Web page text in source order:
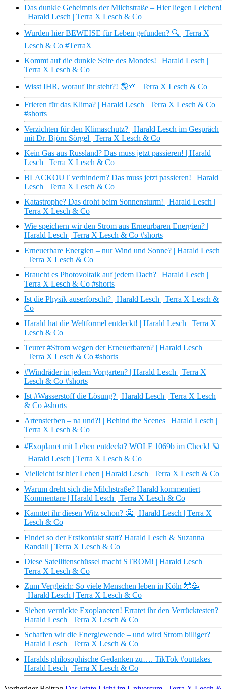
Das dunkle Geheimnis der Milchstraße – Hier liegen Leichen!
| Harald Lesch | Terra X Lesch & Co
Wurden hier BEWEISE für Leben gefunden? 🔍 | Terra X
Lesch & Co #TerraX
Kommt auf die dunkle Seite des Mondes! | Harald Lesch |
Terra X Lesch & Co
Wisst IHR, worauf Ihr steht?! 🌎🌱 | Terra X Lesch & Co
Frieren für das Klima? | Harald Lesch | Terra X Lesch & Co
#shorts
Verzichten für den Klimaschutz? | Harald Lesch im Gespräch
mit Dr. Björn Sörgel | Terra X Lesch & Co
Kein Gas aus Russland? Das muss jetzt passieren! | Harald
Lesch | Terra X Lesch & Co
BLACKOUT verhindern? Das muss jetzt passieren! | Harald
Lesch | Terra X Lesch & Co
Katastrophe? Das droht beim Sonnensturm! | Harald Lesch |
Terra X Lesch & Co
Wie speichern wir den Strom aus Erneurbaren Energien? |
Harald Lesch | Terra X Lesch & Co #shorts
Erneuerbare Energien – nur Wind und Sonne? | Harald Lesch
| Terra X Lesch & Co
Braucht es Photovoltaik auf jedem Dach? | Harald Lesch |
Terra X Lesch & Co #shorts
Ist die Physik auserforscht? | Harald Lesch | Terra X Lesch &
Co
Harald hat die Weltformel entdeckt! | Harald Lesch | Terra X
Lesch & Co
Teurer #Strom wegen der Erneuerbaren? | Harald Lesch
| Terra X Lesch & Co #shorts
#Windräder in jedem Vorgarten? | Harald Lesch | Terra X
Lesch & Co #shorts
Ist #Wasserstoff die Lösung? | Harald Lesch | Terra X Lesch
& Co #shorts
Artensterben – na und?! | Behind the Scenes | Harald Lesch |
Terra X Lesch & Co
#Exoplanet mit Leben entdeckt? WOLF 1069b im Check! 🪐
| Harald Lesch | Terra X Lesch & Co
Vielleicht ist hier Leben | Harald Lesch | Terra X Lesch & Co
Warum dreht sich die Milchstraße? Harald kommentiert
Kommentare | Harald Lesch | Terra X Lesch & Co
Kanntet ihr diesen Witz schon? 🥶 | Harald Lesch | Terra X
Lesch & Co
Findet so der Erstkontakt statt? Harald Lesch & Suzanna
Randall | Terra X Lesch & Co
Diese Satellitenschüssel macht STROM! | Harald Lesch |
Terra X Lesch & Co
Zum Vergleich: So viele Menschen leben in Köln 🤯🥳
| Harald Lesch | Terra X Lesch & Co
Sieben verrückte Exoplaneten! Erratet ihr den Verrücktesten? |
Harald Lesch | Terra X Lesch & Co
Schaffen wir die Energiewende – und wird Strom billiger? |
Harald Lesch | Terra X Lesch & Co
Haralds philosophische Gedanken zu…. TikTok #outtakes |
Harald Lesch | Terra X Lesch & Co